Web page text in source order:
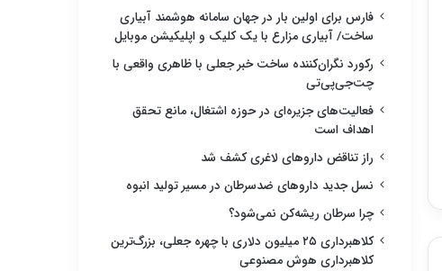
فارس برای اولین بار در جهان سامانه هوشمند آبیاری
ساخت/ آبیاری مزارع با یک کلیک و اپلیکیشن موبایل
رکورد نگران‌کننده ساخت خبر جعلی با ظاهری واقعی با
چت‌جی‌پی‌تی
فعالیت‌های جزیره‌ای در حوزه اشتغال، مانع تحقق
اهداف است
راز تناقض داروهای لاغری کشف شد
نسل جدید داروهای ضدسرطان در مسیر تولید انبوه
چرا سرطان ریشه‌کن نمی‌شود؟
کلاهبرداری ۲۵ میلیون دلاری با چهره جعلی، بزرگ‌ترین
کلاهبرداری هوش مصنوعی